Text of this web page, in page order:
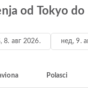
od Tokyo do
8. авг 2026. нед, 9.
Polasci